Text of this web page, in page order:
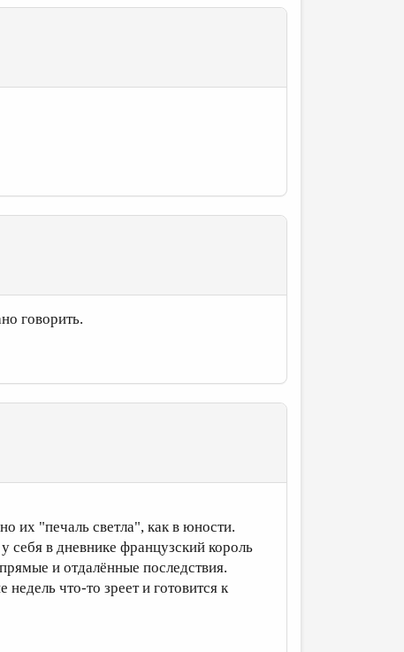
говорить.
их "печаль светла", как в юности.
себя в дневнике французский король
и отдалённые последствия.
что-то зреет и готовится к